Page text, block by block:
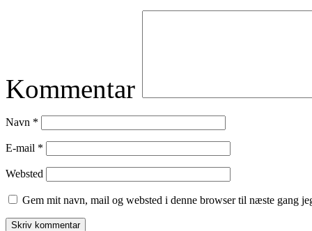
Kommentar
Navn *
E-mail *
Websted
Gem mit navn, mail og websted i denne browser til næste gang